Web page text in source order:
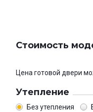
Стоимость
Цена готовой двери
Утепление
Без утепления